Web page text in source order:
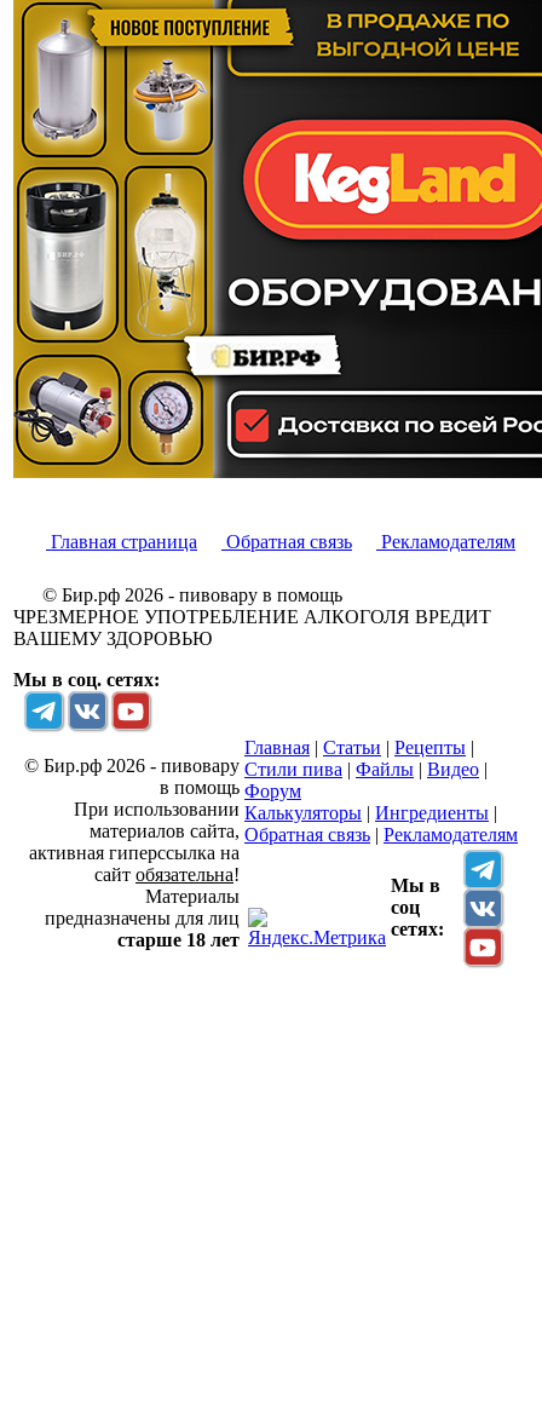
Главная страница Обратная связь Рекламодателям
© Бир.рф 2026 - пивовару в помощь
ЧРЕЗМЕРНОЕ УПОТРЕБЛЕНИЕ АЛКОГОЛЯ ВРЕДИТ
ВАШЕМУ ЗДОРОВЬЮ
Мы в соц. сетях:
© Бир.рф 2026 - пивовару
в помощь
При использовании
материалов сайта,
активная гиперссылка на
сайт обязательна!
Материалы
предназначены для лиц
старше 18 лет
Главная | Статьи | Рецепты |
Стили пива | Файлы | Видео |
Форум
Калькуляторы | Ингредиенты |
Обратная связь | Рекламодателям
Мы в
соц
сетях: